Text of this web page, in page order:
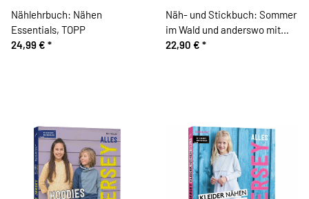
Nählehrbuch: Nähen
Essentials, TOPP
24,99 € *
Näh- und Stickbuch: Sommer
im Wald und anderswo mit
Stickdateien-Download,
22,90 € *